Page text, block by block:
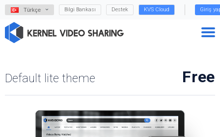
Türkçe Bilgi Bankası Destek KVS Cloud Giriş
Default lite theme Free